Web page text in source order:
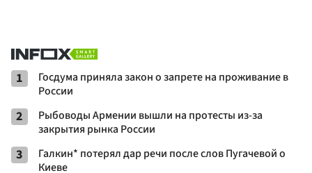
1
Госдума приняла закон о запрете на проживание в
России
2
Рыбоводы Армении вышли на протесты из-за
закрытия рынка России
3
Галкин* потерял дар речи после слов Пугачевой о
Киеве